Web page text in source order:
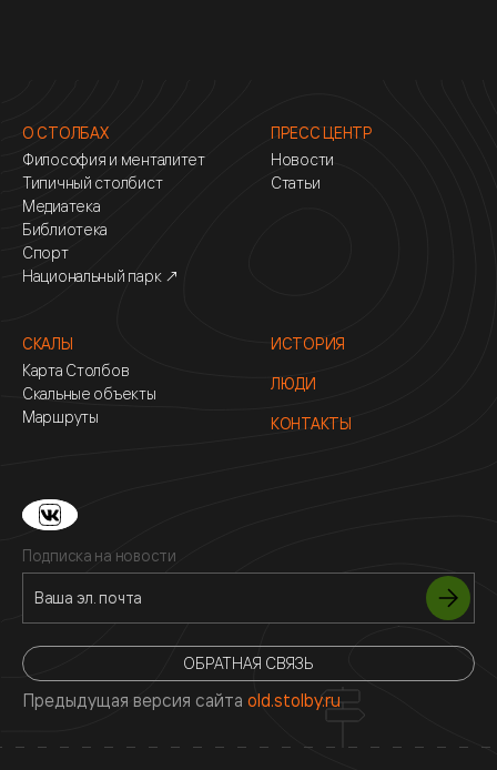
О СТОЛБАХ
Философия и менталитет
Типичный столбист
Медиатека
Библиотека
Спорт
Национальный парк ↗
ПРЕСС ЦЕНТР
Новости
Статьи
СКАЛЫ
Карта Столбов
Скальные объекты
Маршруты
ИСТОРИЯ
ЛЮДИ
КОНТАКТЫ
Подписка на новости
ОБРАТНАЯ СВЯЗЬ
Предыдущая версия сайта old.stolby.ru